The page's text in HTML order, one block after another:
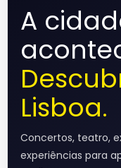
A
Lisboa.
Concertos, teatro,
experiências para